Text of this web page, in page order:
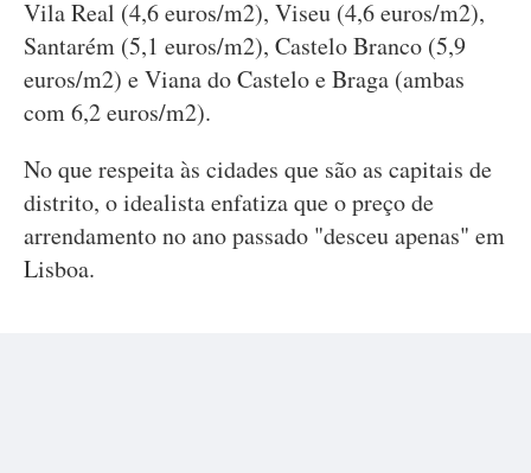
Vila Real (4,6 euros/m2), Viseu (4,6 euros/m2),
Santarém (5,1 euros/m2), Castelo Branco (5,9
euros/m2) e Viana do Castelo e Braga (ambas
com 6,2 euros/m2).
No que respeita às cidades que são as capitais de
distrito, o idealista enfatiza que o preço de
arrendamento no ano passado "desceu apenas" em
Lisboa.